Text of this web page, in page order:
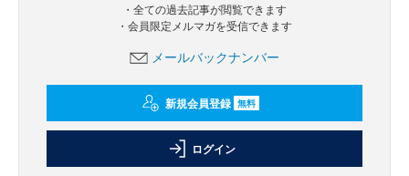
・全ての過去記事が閲覧できます
・会員限定メルマガを受信できます
メールバックナンバー
新規会員登録 無料
ログイン